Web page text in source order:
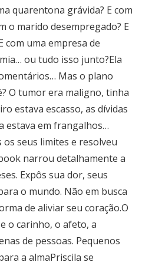
quarentona grávida? E com
o marido desempregado? E
com uma empresa de
ou tudo isso junto?Ela
Mas o plano
O tumor era maligno, tinha
estava escasso, as dívidas
estava em frangalhos…
seus limites e resolveu
narrou detalhamente a
Expôs sua dor, seus
o mundo. Não em busca
de aliviar seu coração.O
o carinho, o afeto, a
de pessoas. Pequenos
a almaPriscila se